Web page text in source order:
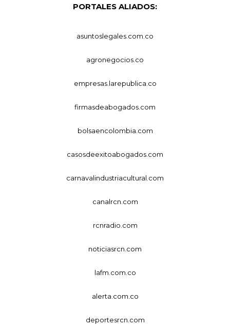
PORTALES ALIADOS:
asuntoslegales.com.co
agronegocios.co
empresas.larepublica.co
firmasdeabogados.com
bolsaencolombia.com
casosdeexitoabogados.com
carnavalindustriacultural.com
canalrcn.com
rcnradio.com
noticiasrcn.com
lafm.com.co
alerta.com.co
deportesrcn.com